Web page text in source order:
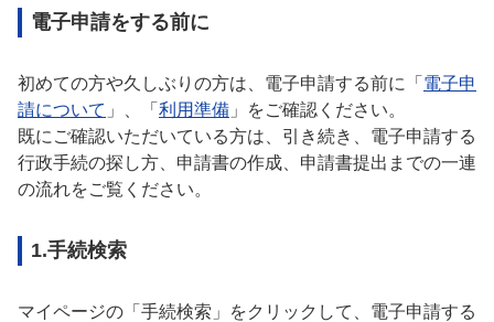
電子申請をする前に
初めての方や久しぶりの方は、電子申請する前に「 電子申
請について 」、「 利用準備 」をご確認ください。
既にご確認いただいている方は、引き続き、電子申請する
行政手続の探し方、申請書の作成、申請書提出までの一連
の流れをご覧ください。
1.手続検索
マイページの「手続検索」をクリックして、電子申請する